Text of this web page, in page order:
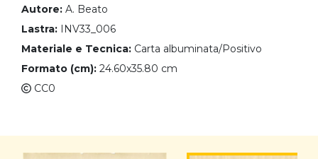
Autore: A. Beato
Lastra: INV33_006
Materiale e Tecnica: Carta albuminata/Positivo
Formato (cm): 24.60x35.80 cm
CC0